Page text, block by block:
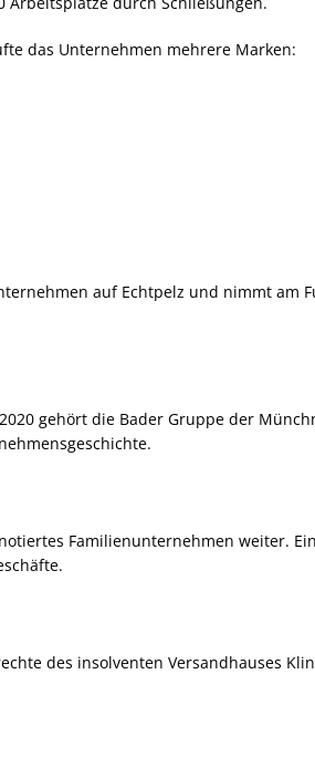
das Unternehmen mehrere Marken:
auf Echtpelz und nimmt am
gehört die Bader Gruppe der
Familienunternehmen weiter.
des insolventen Versandhauses